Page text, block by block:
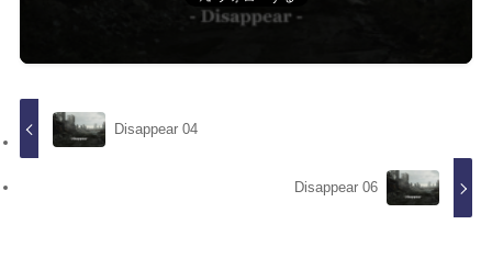
Disappear 04
Disappear 06